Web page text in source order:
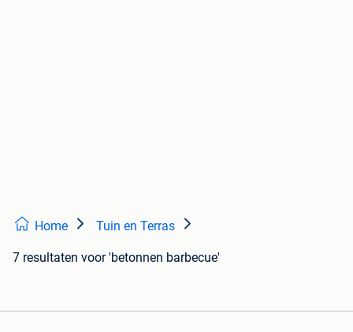
Home Tuin en Terras
7 resultaten voor 'betonnen barbecue'